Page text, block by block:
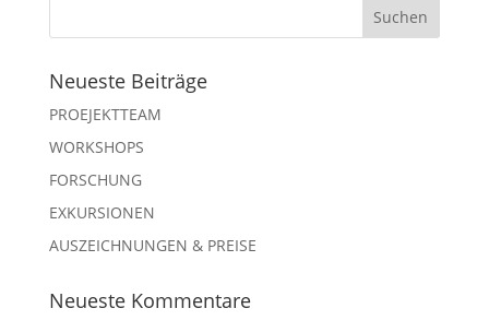
Neueste Beiträge
PROEJEKTTEAM
WORKSHOPS
FORSCHUNG
EXKURSIONEN
AUSZEICHNUNGEN & PREISE
Neueste Kommentare